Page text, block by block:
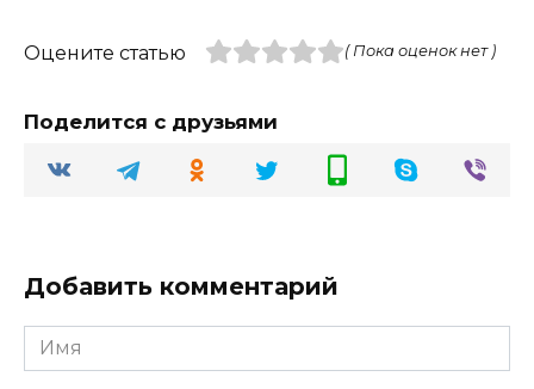
Оцените статью ( Пока оценок нет )
Поделится с друзьями
Добавить комментарий
Имя